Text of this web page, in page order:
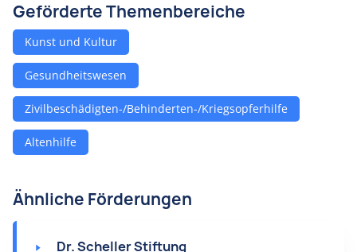
Geförderte Themenbereiche
Kunst und Kultur
Gesundheitswesen
Zivilbeschädigten-/Behinderten-/Kriegsopferhilfe
Altenhilfe
Ähnliche Förderungen
Dr. Scheller Stiftung